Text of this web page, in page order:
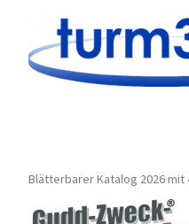
Blätterbarer Katalog 2026 mit